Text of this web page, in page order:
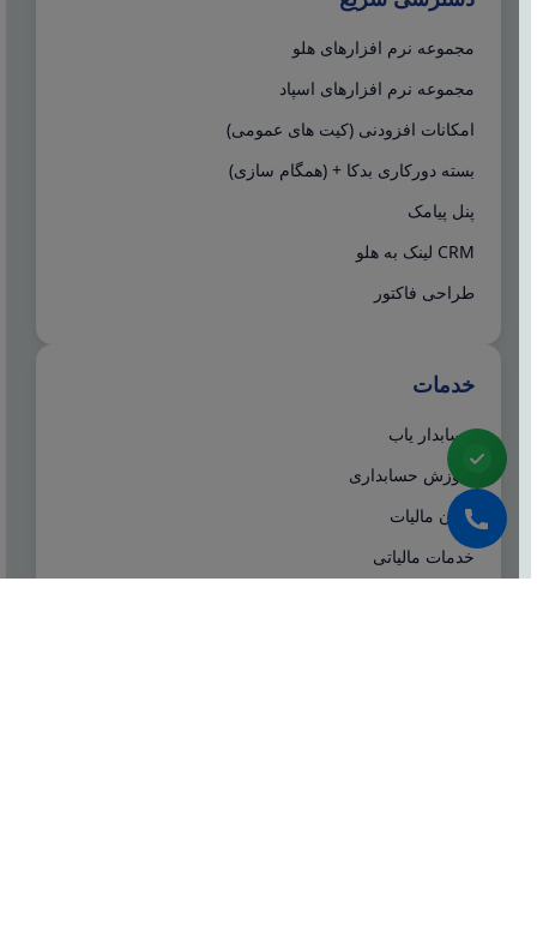
مجموعه نرم افزارهای هلو
مجموعه نرم افزارهای اسپاد
امکانات افزودنی (کیت های عمومی)
بسته دورکاری بدکا + (همگام سازی)
پنل پیامک
CRM لینک به هلو
طراحی فاکتور
خدمات
حسابدار یاب
آموزش حسابداری
ایران مالیات
خدمات مالیاتی